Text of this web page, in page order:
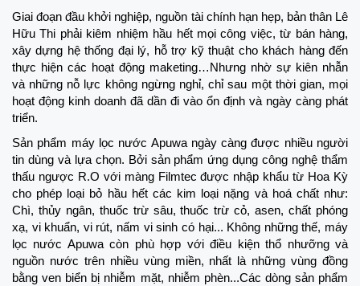
Giai đoạn đầu khởi nghiệp, nguồn tài chính hạn hẹp, bản thân Lê
Hữu Thi phải kiêm nhiệm hầu hết mọi công việc, từ bán hàng,
xây dựng hệ thống đại lý, hỗ trợ kỹ thuật cho khách hàng đến
thực hiện các hoạt động maketing…Nhưng nhờ sự kiên nhẫn
và những nỗ lực không ngừng nghỉ, chỉ sau một thời gian, mọi
hoạt động kinh doanh đã dần đi vào ổn định và ngày càng phát
triển.
Sản phẩm máy lọc nước Apuwa ngày càng được nhiều người
tin dùng và lựa chọn. Bởi sản phẩm ứng dụng công nghệ thẩm
thấu ngược R.O với màng Filmtec được nhập khẩu từ Hoa Kỳ
cho phép loại bỏ hầu hết các kim loại nặng và hoá chất như:
Chì, thủy ngân, thuốc trừ sâu, thuốc trừ cỏ, asen, chất phóng
xạ, vi khuẩn, vi rút, nấm vi sinh có hại... Không những thế, máy
lọc nước Apuwa còn phù hợp với điều kiện thổ nhưỡng và
nguồn nước trên nhiều vùng miền, nhất là những vùng đồng
bằng ven biển bị nhiễm mặt, nhiễm phèn...Các dòng sản phẩm